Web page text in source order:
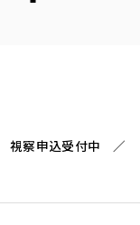
視察申込受付中